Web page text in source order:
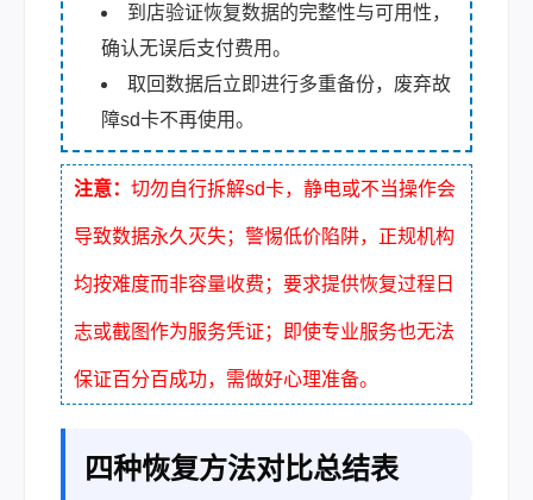
到店验证恢复数据的完整性与可用性，
确认无误后支付费用。
取回数据后立即进行多重备份，废弃故
障sd卡不再使用。
注意： 切勿自行拆解sd卡，静电或不当操作会
导致数据永久灭失；警惕低价陷阱，正规机构
均按难度而非容量收费；要求提供恢复过程日
志或截图作为服务凭证；即使专业服务也无法
保证百分百成功，需做好心理准备。
四种恢复方法对比总结表